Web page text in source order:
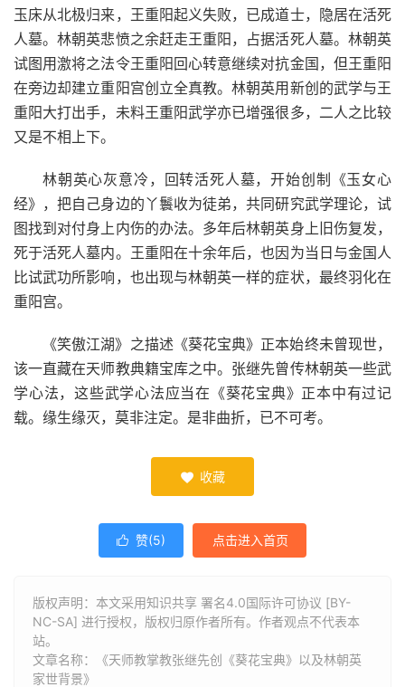
玉床从北极归来，王重阳起义失败，已成道士，隐居在活死
人墓。林朝英悲愤之余赶走王重阳，占据活死人墓。林朝英
试图用激将之法令王重阳回心转意继续对抗金国，但王重阳
在旁边却建立重阳宫创立全真教。林朝英用新创的武学与王
重阳大打出手，未料王重阳武学亦已增强很多，二人之比较
又是不相上下。
林朝英心灰意冷，回转活死人墓，开始创制《玉女心
经》，把自己身边的丫鬟收为徒弟，共同研究武学理论，试
图找到对付身上内伤的办法。多年后林朝英身上旧伤复发，
死于活死人墓内。王重阳在十余年后，也因为当日与金国人
比试武功所影响，也出现与林朝英一样的症状，最终羽化在
重阳宫。
《笑傲江湖》之描述《葵花宝典》正本始终未曾现世，
该一直藏在天师教典籍宝库之中。张继先曾传林朝英一些武
学心法，这些武学心法应当在《葵花宝典》正本中有过记
载。缘生缘灭，莫非注定。是非曲折，已不可考。
 收藏
 赞(5) 点击进入首页
版权声明：本文采用知识共享 署名4.0国际许可协议 [BY-
NC-SA] 进行授权，版权归原作者所有。作者观点不代表本
站。
文章名称：《天师教掌教张继先创《葵花宝典》以及林朝英
家世背景》